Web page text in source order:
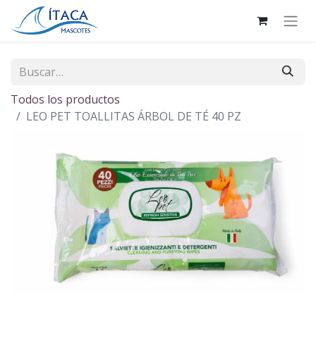
Todos los productos
LEO PET TOALLITAS ÁRBOL DE TÉ 40 PZ